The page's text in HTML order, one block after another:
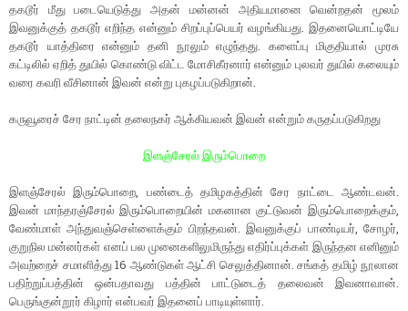
தகடூர் மீது படையெடுத்து அதன் மன்னன் அதியமானை வென்றதன் மூலம்
இவனுக்குத் தகடூர் எறிந்த என்னும் சிறப்புப்பெயர் வழங்கியது. இதனையொட்டியே
தகடூர் யாத்திரை என்னும் தனி நூலும் எழுந்தது. களைப்பு மிகுதியால் முரசு
கட்டிலில் ஏறித் துயில் கொண்டு விட்ட மோசிகீரனார் என்னும் புலவர் துயில் கலையும்
வரை கவரி வீசினான் இவன் என்று புகழப்படுகிறான்.
கருவூரைச் சேர நாட்டின் தலைநகர் ஆக்கியவன் இவன் என்றும் கருதப்படுகிறது
இளஞ்சேரல் இரும்பொறை
இளஞ்சேரல் இரும்பொறை, பண்டைத் தமிழகத்தின் சேர நாட்டை ஆண்டவன்.
இவன் மாந்தரஞ்சேரல் இரும்பொறையின் மகனான குட்டுவன் இரும்பொறைக்கும்,
வேண்மாள் அந்துவஞ்செள்ளைக்கும் பிறந்தவன். இவனுக்குப் பாண்டியர், சோழர்,
குறுநில மன்னர்கள் எனப் பல முனைகளிலுமிருந்து எதிர்ப்புக்கள் இருந்தன எனினும்
அவற்றைச் சமாளித்து 16 ஆண்டுகள் ஆட்சி செலுத்தினான். சங்கத் தமிழ் நூலான
பதிற்றுப்பத்தின் ஒன்பதாவது பத்தின் பாட்டுடைத் தலைவன் இவனாவான்.
பெருங்குன்றூர் கிழார் என்பவர் இதனைப் பாடியுள்ளார்.